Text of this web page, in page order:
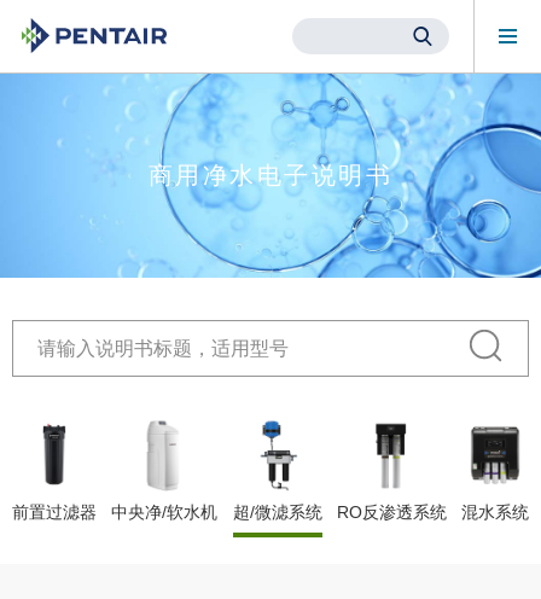
Content
Starts
商用净水电子说明书
前置过滤器 中央净/软水机 超/微滤系统 RO反渗透系统 混水系统